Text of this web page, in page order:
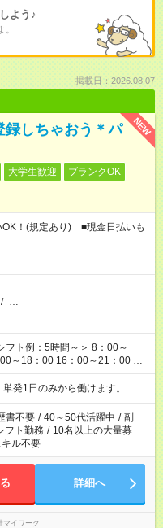
よう♪
掲載日：2026.08.07
NEW
録しちゃおう＊パ
大学生歓迎
ブランクOK
！(規定あり) ■現金日払いも
/ …
フト例：5時間～＞ 8：00～
～18：00 16：00～21：00 ＜
～19：00 ・13：00～22：00 ・
希望をお聞かせください！
発1日のみから働けます。
書不要 / 40～50代活躍中 / 副
フト勤務 / 10名以上の大量募
ル不要
詳細へ
マイワーク